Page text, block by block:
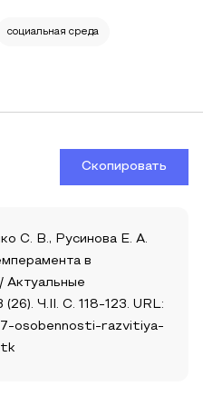
социальная среда
Скопировать
С. В., Русинова Е. А.
в
Актуальные
Ч.II. С. 118-123. URL:
osobennosti-razvitiya-